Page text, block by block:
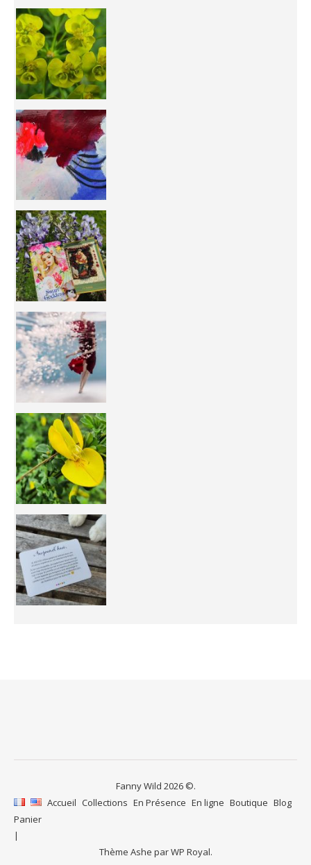
You're
50/50 OR 100/100 ? The day after Ascension, w
Fanny Wild 2026 ©.
Accueil Collections En Présence En ligne Boutique Blog
Panier
Thème Ashe parWP Royal.